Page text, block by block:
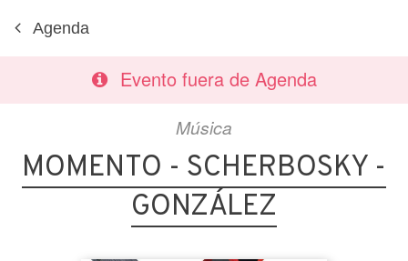
Agenda
Evento fuera de Agenda
Música
MOMENTO - SCHERBOSKY -
GONZÁLEZ